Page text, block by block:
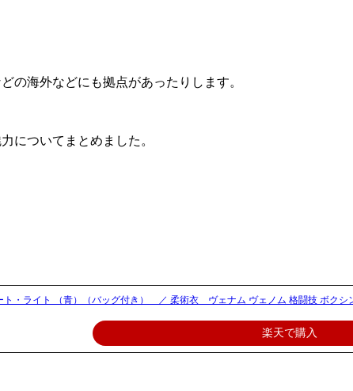
の海外などにも拠点があったりします。
についてまとめました。
・ライト （青）（バッグ付き） ／ 柔術衣 ヴェナム ヴェノム 格闘技 ボクシ
楽天で購入